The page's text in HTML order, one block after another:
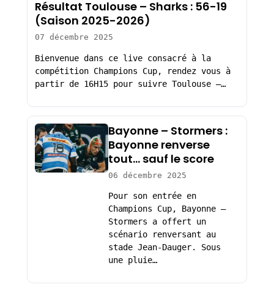
Résultat Toulouse – Sharks : 56-19
(Saison 2025-2026)
07 décembre 2025
Bienvenue dans ce live consacré à la
compétition Champions Cup, rendez vous à
partir de 16H15 pour suivre Toulouse –…
Bayonne – Stormers :
Bayonne renverse
tout… sauf le score
06 décembre 2025
Pour son entrée en
Champions Cup, Bayonne –
Stormers a offert un
scénario renversant au
stade Jean-Dauger. Sous
une pluie…